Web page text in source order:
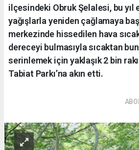
ilçesindeki Obruk Şelalesi, bu yıl
yağışlarla yeniden çağlamaya
merkezinde hissedilen hava
dereceyi bulmasıyla sıcaktan
serinlemek için yaklaşık 2 bin
Tabiat Parkı’na akın etti.